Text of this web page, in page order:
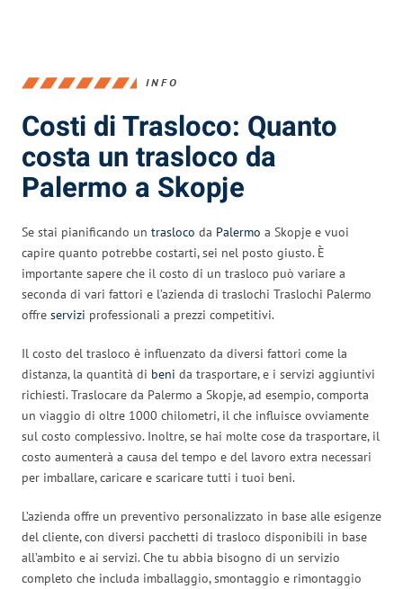
INFO
Costi di Trasloco: Quanto
costa un trasloco da
Palermo a Skopje
Se stai pianificando un trasloco da Palermo a Skopje e vuoi
capire quanto potrebbe costarti, sei nel posto giusto. È
importante sapere che il costo di un trasloco può variare a
seconda di vari fattori e l’azienda di traslochi Traslochi Palermo
offre servizi professionali a prezzi competitivi.
Il costo del trasloco è influenzato da diversi fattori come la
distanza, la quantità di beni da trasportare, e i servizi aggiuntivi
richiesti. Traslocare da Palermo a Skopje, ad esempio, comporta
un viaggio di oltre 1000 chilometri, il che influisce ovviamente
sul costo complessivo. Inoltre, se hai molte cose da trasportare, il
costo aumenterà a causa del tempo e del lavoro extra necessari
per imballare, caricare e scaricare tutti i tuoi beni.
L’azienda offre un preventivo personalizzato in base alle esigenze
del cliente, con diversi pacchetti di trasloco disponibili in base
all’ambito e ai servizi. Che tu abbia bisogno di un servizio
completo che includa imballaggio, smontaggio e rimontaggio